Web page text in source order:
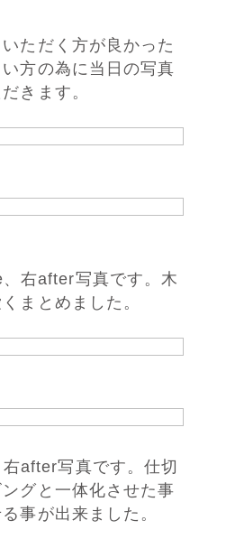
ただく方が良かった
方の為に当日の写真
きます。
右after写真です。木
まとめました。
after写真です。仕切
グと一体化させた事
事が出来ました。